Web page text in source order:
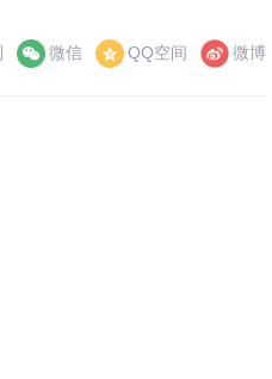
微信 QQ空间 微博